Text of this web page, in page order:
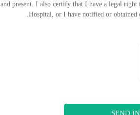
and present. I also certify that I have a legal
Hospital, or I have notified or obtained
SEND